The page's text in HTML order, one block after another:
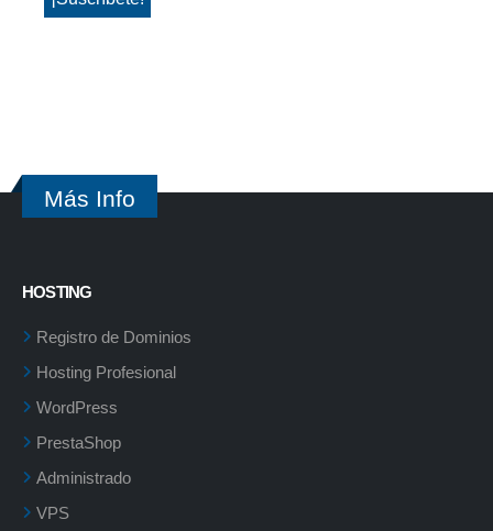
Más Info
HOSTING
Registro de Dominios
Hosting Profesional
WordPress
PrestaShop
Administrado
VPS